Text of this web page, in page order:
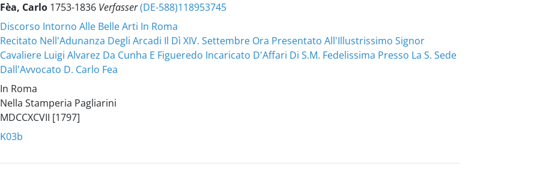
Fèa, Carlo 1753-1836 Verfasser(DE-588)118953745
Discorso Intorno Alle Belle Arti In Roma
Recitato Nell'Adunanza Degli Arcadi Il Dì XIV. Settembre Ora Presentato All'Illustrissimo Signor
Cavaliere Luigi Alvarez Da Cunha E Figueredo Incaricato D'Affari Di S.M. Fedelissima Presso La S. Sede
Dall'Avvocato D. Carlo Fea
In Roma
Nella Stamperia Pagliarini
MDCCXCVII [1797]
K03b